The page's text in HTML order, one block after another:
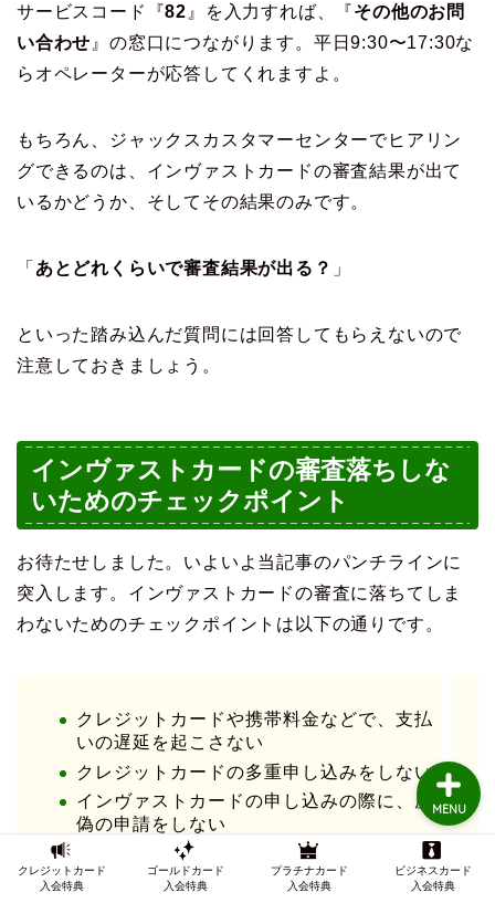
サービスコード『82 』を入力すれば、『その他のお問
い合わせ 』の窓口につながります。平日9:30〜17:30な
らオペレーターが応答してくれますよ。
もちろん、ジャックスカスタマーセンターでヒアリン
グできるのは、インヴァストカードの審査結果が出て
いるかどうか、そしてその結果のみです。
「 あとどれくらいで審査結果が出る？ 」
といった踏み込んだ質問には回答してもらえないので
注意しておきましょう。
インヴァストカードの審査落ちしな
いためのチェックポイント
お待たせしました。いよいよ当記事のパンチラインに
突入します。インヴァストカードの審査に落ちてしま
わないためのチェックポイントは以下の通りです。
クレジットカードや携帯料金などで、支払
いの遅延を起こさない
クレジットカードの多重申し込みをしない
インヴァストカードの申し込みの際に、虚
偽の申請をしない
他社からの借入額や借入件数を限りなくゼ
ロに近づけておく
クレジットカード
入会特典
ゴールドカード
入会特典
プラチナカード
入会特典
ビジネスカード
入会特典
MENU
TOP
クレジットカード審査知
識